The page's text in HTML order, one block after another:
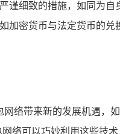
细致的措施，如同为
密货币与法定货币的
络带来新的发展机遇
络可以巧妙利用这些